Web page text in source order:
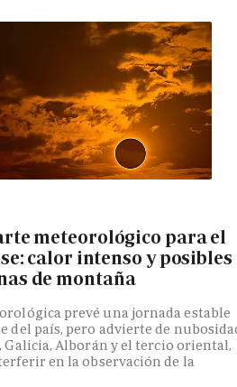
meteorológico para el
calor intenso y posibles
de montaña
prevé una jornada estable
del país, pero advierte de
Galicia, Alborán y el tercio oriental,
en la observación de la